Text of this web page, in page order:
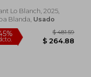
en vigor
Aróstegui;Ricardo
Martínez;Eliana
Salcedo;Lohitzune
Lojo;Xabier Tirapu
Lo Blanch, 2025,
Blanda, Usado